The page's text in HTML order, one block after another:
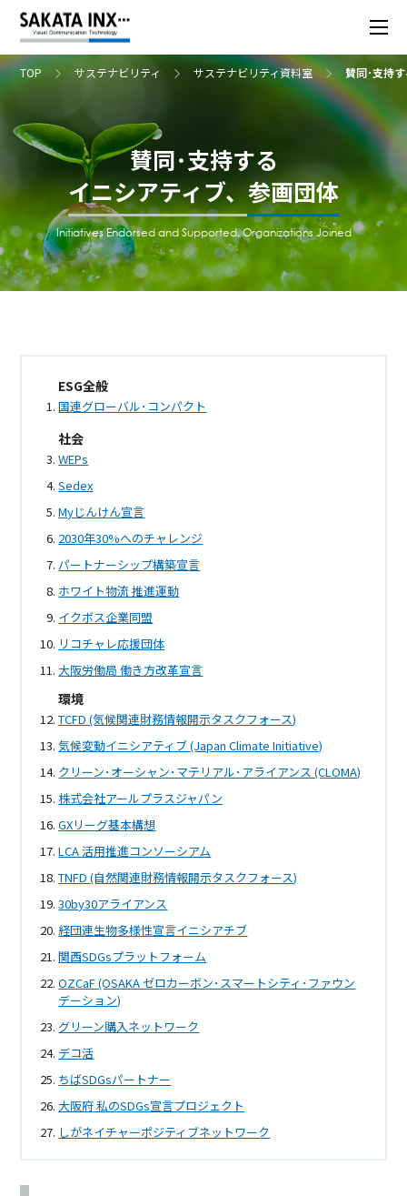
TOP サステナビリティ サステナビリティ資料室 賛同･支持
賛同･支持する
イニシアティブ、参画団体
Initiatives Endorsed and Supported, Organizations Joined
ESG全般
国連グローバル･コンパクト
社会
WEPs
Sedex
Myじんけん宣言
2030年30%へのチャレンジ
パートナーシップ構築宣言
ホワイト物流 推進運動
イクボス企業同盟
リコチャレ応援団体
大阪労働局 働き方改革宣言
環境
TCFD (気候関連財務情報開示タスクフォース)
気候変動イニシアティブ (Japan Climate Initiative)
クリーン･オーシャン･マテリアル･アライアンス (CLOMA)
株式会社アールプラスジャパン
GXリーグ基本構想
LCA 活用推進コンソーシアム
TNFD (自然関連財務情報開示タスクフォース)
30by30アライアンス
経団連生物多様性宣言イニシアチブ
関西SDGsプラットフォーム
OZCaF (OSAKA ゼロカーボン･スマートシティ･ファウン
デーション)
グリーン購入ネットワーク
デコ活
ちばSDGsパートナー
大阪府 私のSDGs宣言プロジェクト
しがネイチャーポジティブネットワーク